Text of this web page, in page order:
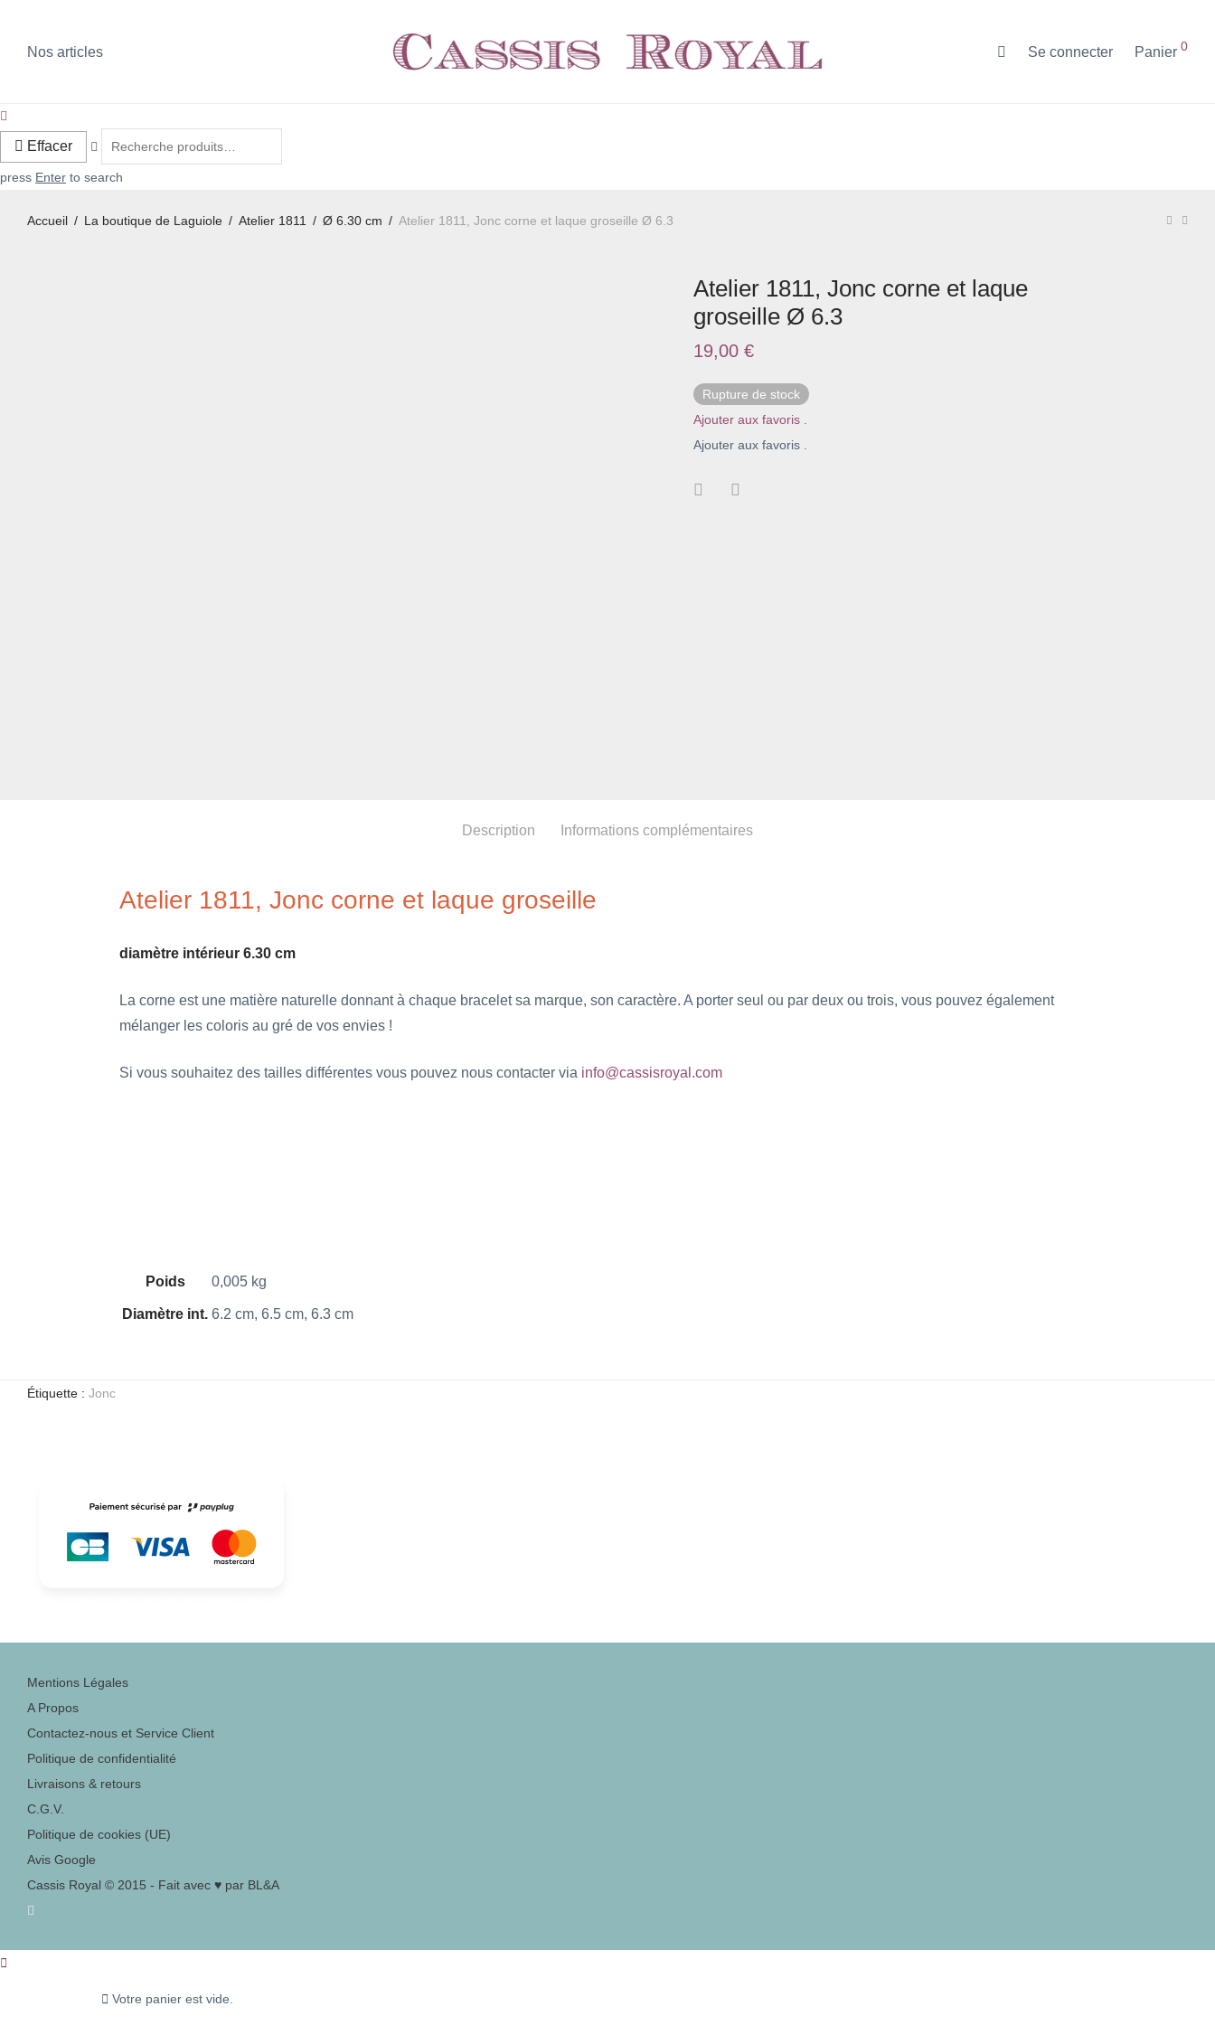
Nos articles Se connecter Panier 0
Effacer
press Enter to search
Accueil / La boutique de Laguiole / Atelier 1811 / Ø 6.30 cm / Atelier 1811, Jonc corne et laque groseille Ø 6.3
Atelier 1811, Jonc corne et laque
groseille Ø 6.3
19,00 €
Rupture de stock
Ajouter aux favoris .
Ajouter aux favoris .
Description Informations complémentaires
Atelier 1811, Jonc corne et laque groseille
diamètre intérieur 6.30 cm
La corne est une matière naturelle donnant à chaque bracelet sa marque, son caractère. A porter seul ou par deux ou trois, vous pouvez également
mélanger les coloris au gré de vos envies !
Si vous souhaitez des tailles différentes vous pouvez nous contacter via info@cassisroyal.com
Poids 0,005 kg
Diamètre int. 6.2 cm, 6.5 cm, 6.3 cm
Étiquette : Jonc
Mentions Légales
A Propos
Contactez-nous et Service Client
Politique de confidentialité
Livraisons & retours
C.G.V.
Politique de cookies (UE)
Avis Google
Cassis Royal © 2015 - Fait avec ♥ par BL&A
Votre panier est vide.